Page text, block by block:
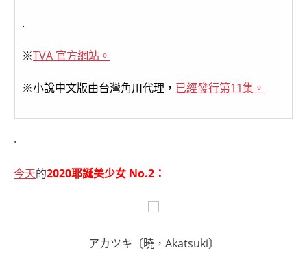
.
※TVA 官方網站。
※小說中文版由台灣角川代理， 已經發行第11集。
.
今天的2020耶誕美少女 No.2：
アカツキ〔曉，Akatsuki〕